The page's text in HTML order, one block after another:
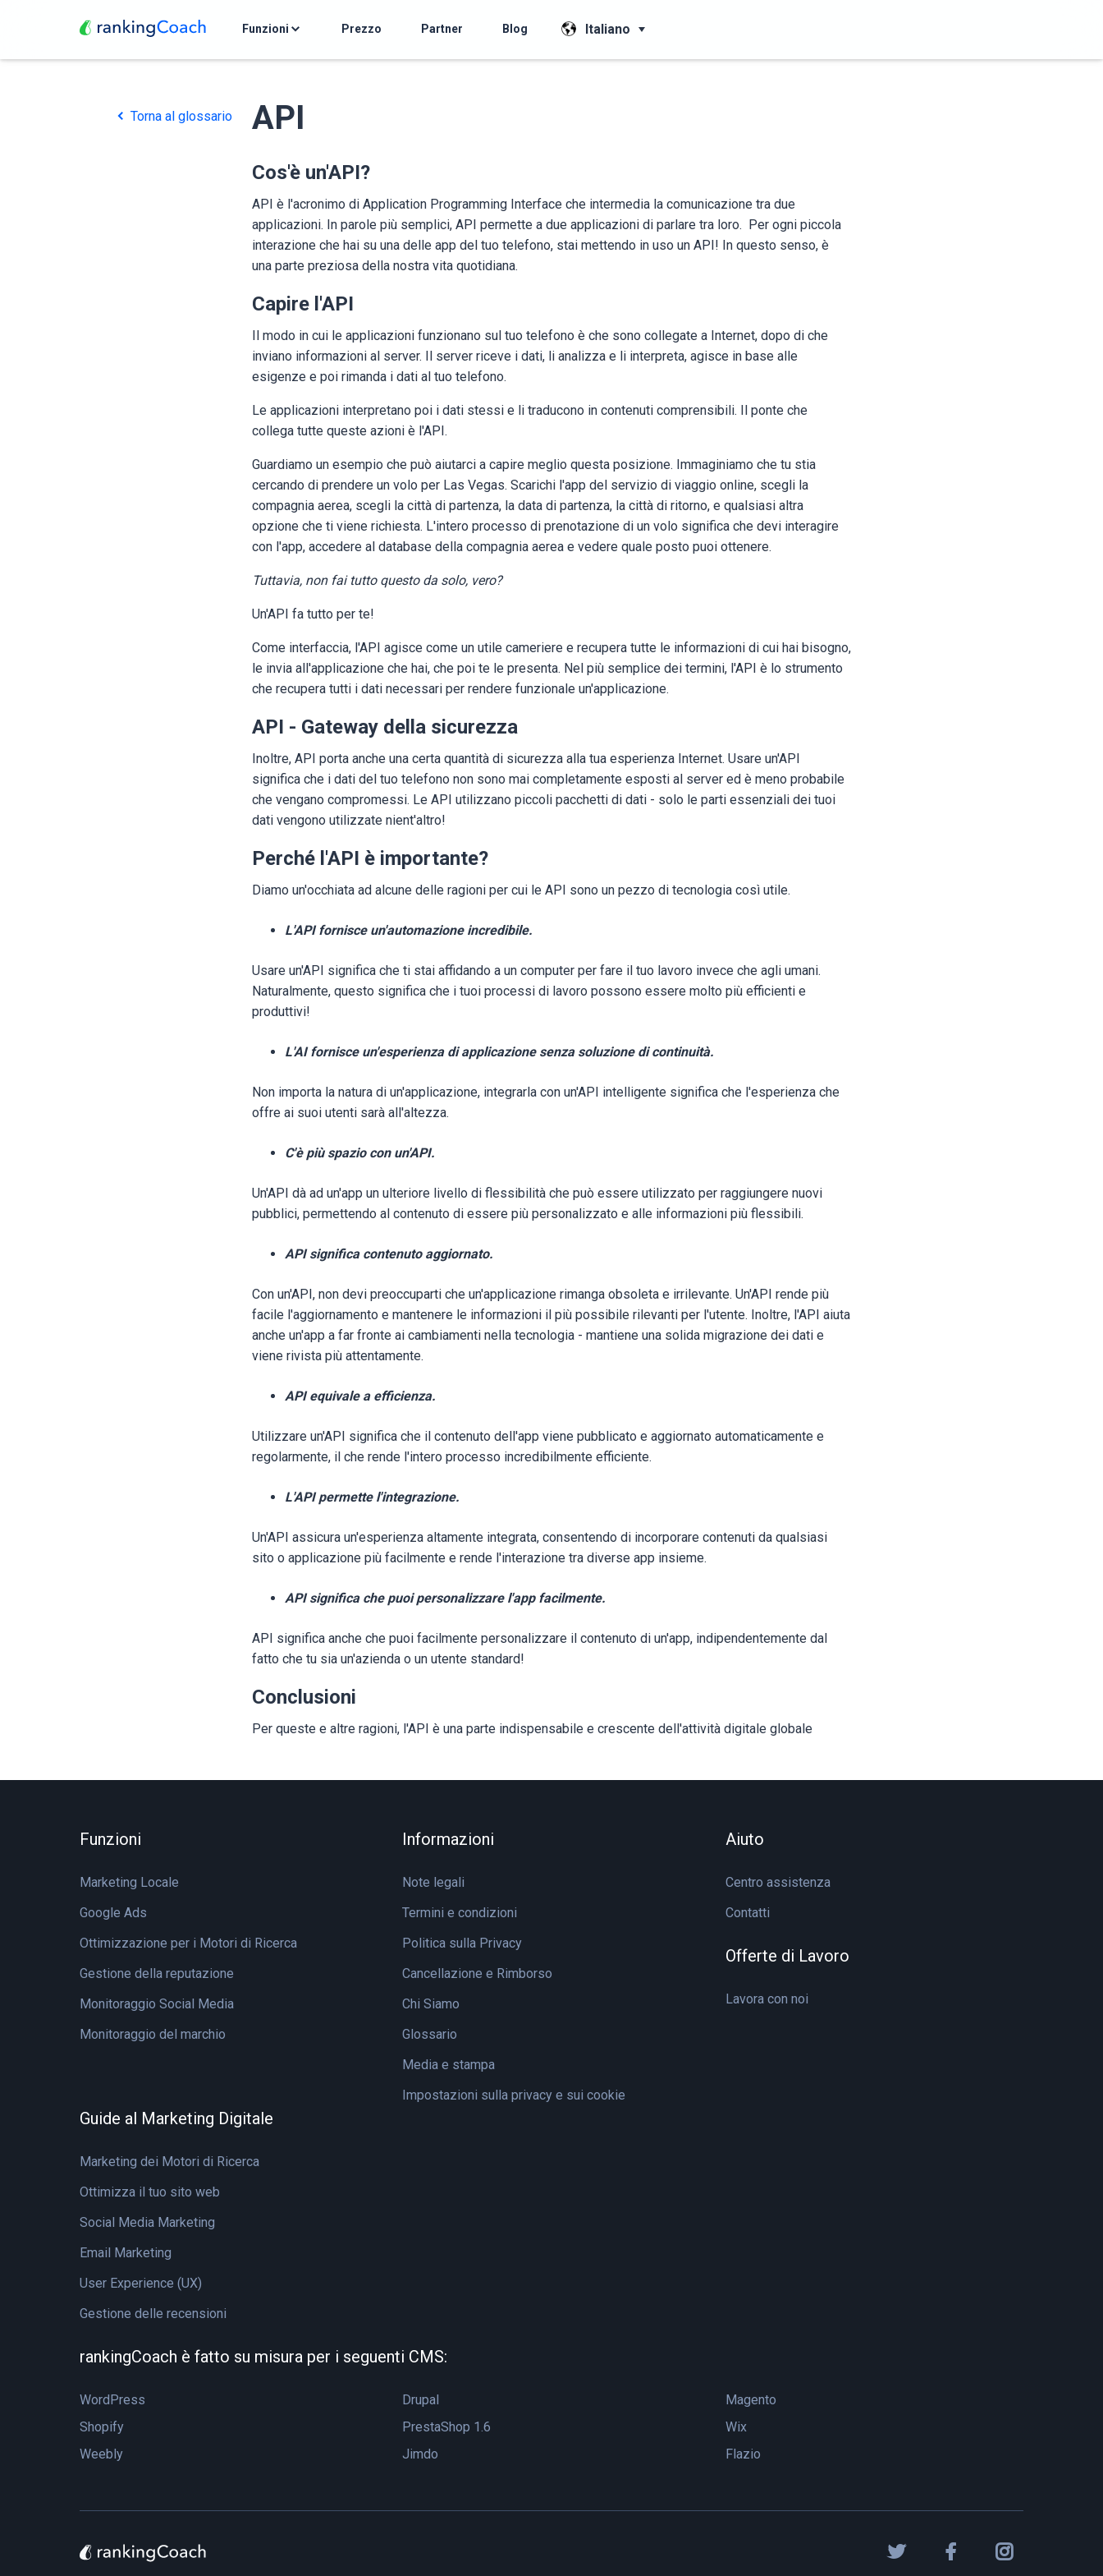
Funzioni Prezzo Partner Blog Italiano
Torna al glossario API
Cos'è un'API?
API è l'acronimo di Application Programming Interface che intermedia la comunicazione tra due
applicazioni. In parole più semplici, API permette a due applicazioni di parlare tra loro. Per ogni piccola
interazione che hai su una delle app del tuo telefono, stai mettendo in uso un API! In questo senso, è
una parte preziosa della nostra vita quotidiana.
Capire l'API
Il modo in cui le applicazioni funzionano sul tuo telefono è che sono collegate a Internet, dopo di che
inviano informazioni al server. Il server riceve i dati, li analizza e li interpreta, agisce in base alle
esigenze e poi rimanda i dati al tuo telefono.
Le applicazioni interpretano poi i dati stessi e li traducono in contenuti comprensibili. Il ponte che
collega tutte queste azioni è l'API.
Guardiamo un esempio che può aiutarci a capire meglio questa posizione. Immaginiamo che tu stia
cercando di prendere un volo per Las Vegas. Scarichi l'app del servizio di viaggio online, scegli la
compagnia aerea, scegli la città di partenza, la data di partenza, la città di ritorno, e qualsiasi altra
opzione che ti viene richiesta. L'intero processo di prenotazione di un volo significa che devi interagire
con l'app, accedere al database della compagnia aerea e vedere quale posto puoi ottenere.
Tuttavia, non fai tutto questo da solo, vero?
Un'API fa tutto per te!
Come interfaccia, l'API agisce come un utile cameriere e recupera tutte le informazioni di cui hai bisogno,
le invia all'applicazione che hai, che poi te le presenta. Nel più semplice dei termini, l'API è lo strumento
che recupera tutti i dati necessari per rendere funzionale un'applicazione.
API - Gateway della sicurezza
Inoltre, API porta anche una certa quantità di sicurezza alla tua esperienza Internet. Usare un'API
significa che i dati del tuo telefono non sono mai completamente esposti al server ed è meno probabile
che vengano compromessi. Le API utilizzano piccoli pacchetti di dati - solo le parti essenziali dei tuoi
dati vengono utilizzate nient'altro!
Perché l'API è importante?
Diamo un'occhiata ad alcune delle ragioni per cui le API sono un pezzo di tecnologia così utile.
L'API fornisce un'automazione incredibile.
Usare un'API significa che ti stai affidando a un computer per fare il tuo lavoro invece che agli umani.
Naturalmente, questo significa che i tuoi processi di lavoro possono essere molto più efficienti e
produttivi!
L'AI fornisce un'esperienza di applicazione senza soluzione di continuità.
Non importa la natura di un'applicazione, integrarla con un'API intelligente significa che l'esperienza che
offre ai suoi utenti sarà all'altezza.
C'è più spazio con un'API.
Un'API dà ad un'app un ulteriore livello di flessibilità che può essere utilizzato per raggiungere nuovi
pubblici, permettendo al contenuto di essere più personalizzato e alle informazioni più flessibili.
API significa contenuto aggiornato.
Con un'API, non devi preoccuparti che un'applicazione rimanga obsoleta e irrilevante. Un'API rende più
facile l'aggiornamento e mantenere le informazioni il più possibile rilevanti per l'utente. Inoltre, l'API aiuta
anche un'app a far fronte ai cambiamenti nella tecnologia - mantiene una solida migrazione dei dati e
viene rivista più attentamente.
API equivale a efficienza.
Utilizzare un'API significa che il contenuto dell'app viene pubblicato e aggiornato automaticamente e
regolarmente, il che rende l'intero processo incredibilmente efficiente.
L'API permette l'integrazione.
Un'API assicura un'esperienza altamente integrata, consentendo di incorporare contenuti da qualsiasi
sito o applicazione più facilmente e rende l'interazione tra diverse app insieme.
API significa che puoi personalizzare l'app facilmente.
API significa anche che puoi facilmente personalizzare il contenuto di un'app, indipendentemente dal
fatto che tu sia un'azienda o un utente standard!
Conclusioni
Per queste e altre ragioni, l'API è una parte indispensabile e crescente dell'attività digitale globale
Funzioni
Marketing Locale
Google Ads
Ottimizzazione per i Motori di Ricerca
Gestione della reputazione
Monitoraggio Social Media
Monitoraggio del marchio
Informazioni
Note legali
Termini e condizioni
Politica sulla Privacy
Cancellazione e Rimborso
Chi Siamo
Glossario
Media e stampa
Impostazioni sulla privacy e sui cookie
Aiuto
Centro assistenza
Contatti
Offerte di Lavoro
Lavora con noi
Guide al Marketing Digitale
Marketing dei Motori di Ricerca
Ottimizza il tuo sito web
Social Media Marketing
Email Marketing
User Experience (UX)
Gestione delle recensioni
rankingCoach è fatto su misura per i seguenti CMS:
WordPress Drupal
Magento
Shopify
PrestaShop 1.6
Wix
Weebly
Jimdo Flazio